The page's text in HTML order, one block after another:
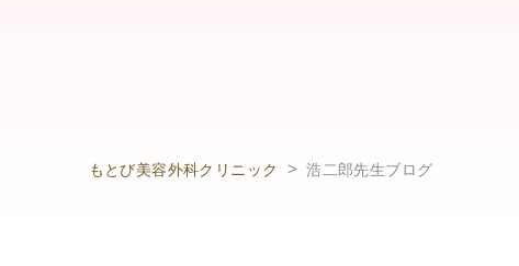
もとび美容外科クリニック 浩二郎先生ブログ